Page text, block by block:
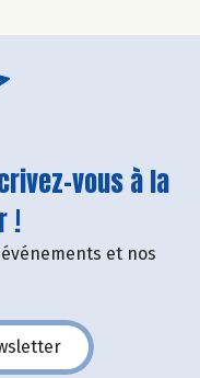
vous à la
!
et nos